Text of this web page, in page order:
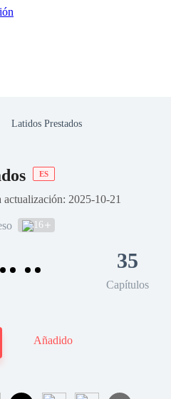
Latidos Prestados
ES
2025-10-21
16
35
Capítulos
Añadido